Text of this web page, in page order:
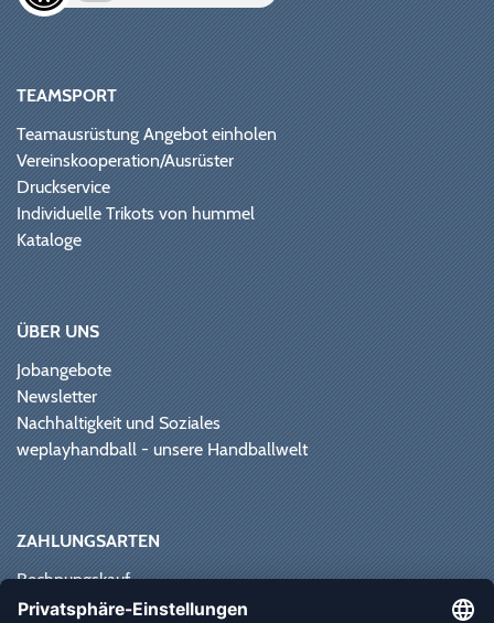
TEAMSPORT
Teamausrüstung Angebot einholen
Vereinskooperation/Ausrüster
Druckservice
Individuelle Trikots von hummel
Kataloge
ÜBER UNS
Jobangebote
Newsletter
Nachhaltigkeit und Soziales
weplayhandball - unsere Handballwelt
ZAHLUNGSARTEN
Rechnungskauf
Paypal